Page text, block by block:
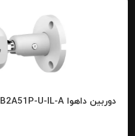
دوربین داهوا DH-HAC-B2A51P-U-IL-A